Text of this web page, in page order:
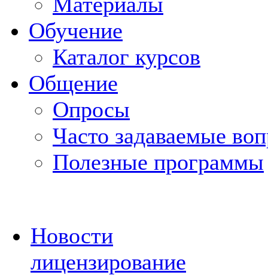
Обучение
Каталог курсов
Общение
Опросы
Часто задаваемые
Полезные программы
Новости
лицензирование